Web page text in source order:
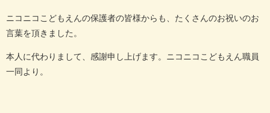
ニコニコこどもえんの保護者の皆様からも、たくさんのお祝いのお
言葉を頂きました。
本人に代わりまして、感謝申し上げます。ニコニコこどもえん職員
一同より。